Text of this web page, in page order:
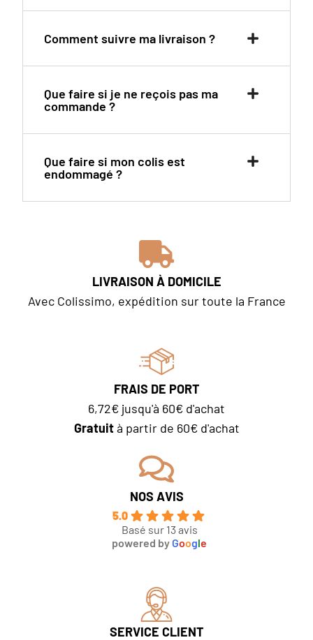
Comment suivre ma livraison ?
Que faire si je ne reçois pas ma
commande ?
Que faire si mon colis est
endommagé ?
LIVRAISON À DOMICILE
Avec Colissimo, expédition sur toute la France
FRAIS DE PORT
6,72€ jusqu'à 60€ d'achat
Gratuità partir de 60€ d'achat
NOS AVIS
5.0
Basé sur 13 avis
powered by Google
SERVICE CLIENT